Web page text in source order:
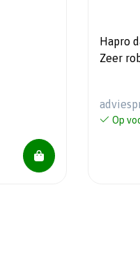
Hapro
Zeer
Op